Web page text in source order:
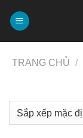
đến
TRANG CHỦ
/